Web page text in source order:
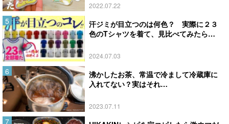
2022.07.22
汗ジミが目立つのは何色？ 実際に２３
色のTシャツを着て、見比べてみたら…
2024.07.03
沸かしたお茶、常温で冷まして冷蔵庫に
入れてない？実はそれ…
2023.07.11